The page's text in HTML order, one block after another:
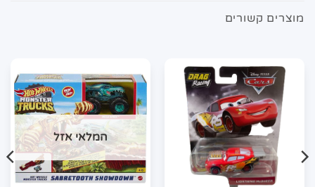
מוצרים קשורים
המלאי אזל